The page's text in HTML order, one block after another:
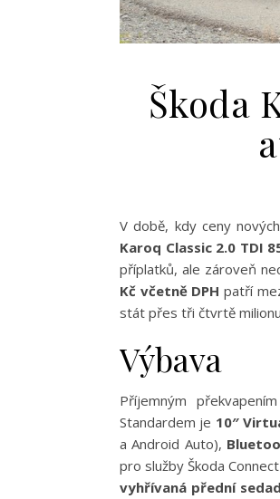
Škoda
V době, kdy ceny
Karoq Classic 2.0 TDI
příplatků, ale zároveň
Kč včetně DPH patří
stát přes tři čtvrtě
Výbava
Příjemným
Standardem je 10″
a Android Auto),
pro služby Škoda
vyhřívaná přední